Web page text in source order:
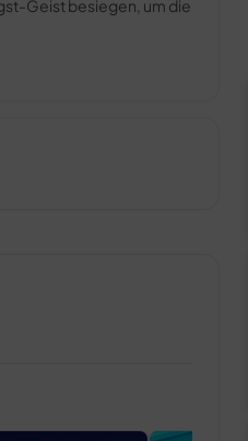
Geist besiegen, um die